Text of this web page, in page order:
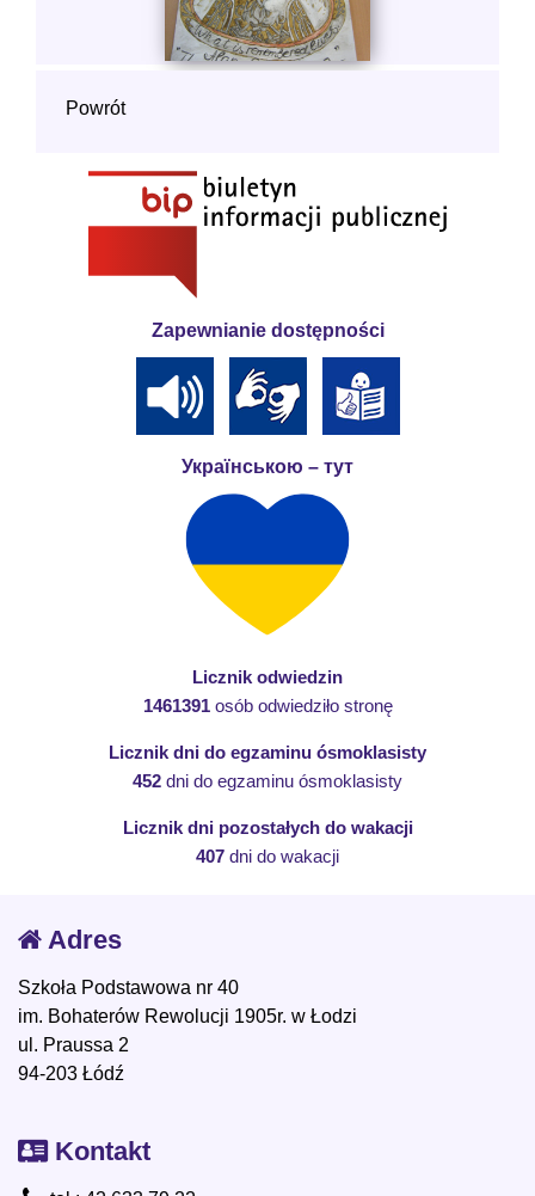
Powrót
Zapewnianie dostępności
Українською – тут
Licznik odwiedzin
1461391osób odwiedziło stronę
Licznik dni do egzaminu ósmoklasisty
452 dni do egzaminu ósmoklasisty
Licznik dni pozostałych do wakacji
407 dni do wakacji
Adres
Szkoła Podstawowa nr 40
im. Bohaterów Rewolucji 1905r. w Łodzi
ul. Praussa 2
94-203 Łódź
Kontakt